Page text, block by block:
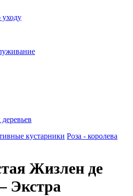
уходу
кустарники Роза - королева
Жизлен де
Экстра